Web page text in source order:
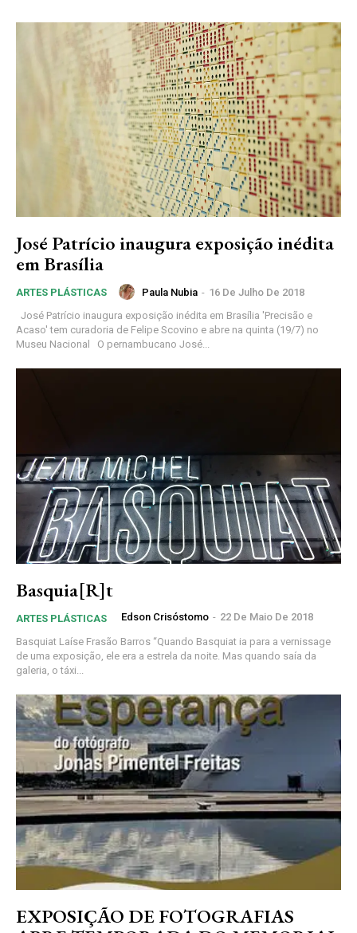
José Patrício inaugura exposição inédita
em Brasília
ARTES PLÁSTICAS Paula Nubia - 16 De Julho De 2018
Acaso' tem curadoria de Felipe Scovino e abre na quinta (19/7) no
Museu Nacional O pernambucano José...
Basquia[R]t
ARTES PLÁSTICAS Edson Crisóstomo - 22 De Maio De 2018
Basquiat Laíse Frasão Barros “Quando Basquiat ia para a vernissage
de uma exposição, ele era a estrela da noite. Mas quando saía da
galeria, o táxi...
EXPOSIÇÃO DE FOTOGRAFIAS